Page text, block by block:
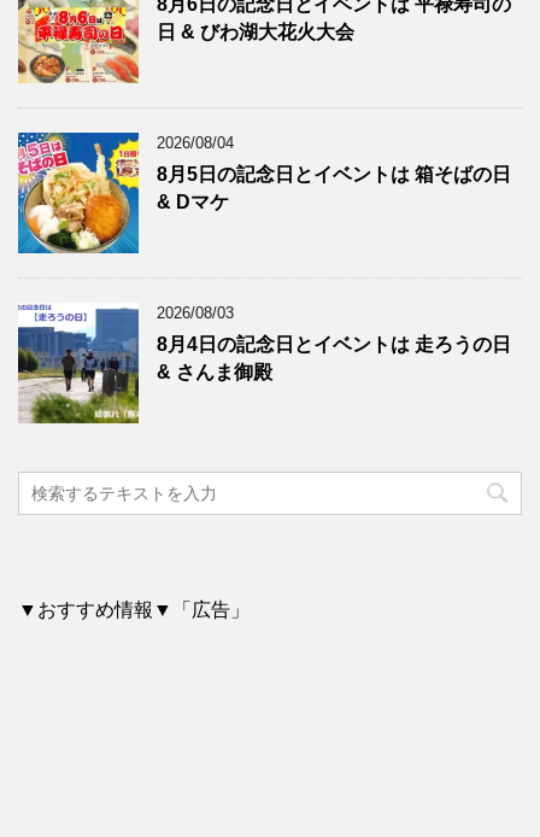
日 & びわ湖大花火大会
2026/08/04
8月5日の記念日とイベントは 箱そばの日
& Dマケ
2026/08/03
8月4日の記念日とイベントは 走ろうの日
& さんま御殿
▼おすすめ情報▼「広告」